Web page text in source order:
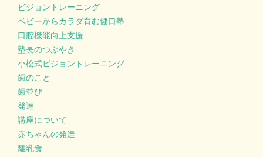
ビジョントレーニング
ベビーからカラダ育む健口塾
口腔機能向上支援
塾長のつぶやき
小松式ビジョントレーニング
歯のこと
歯並び
発達
講座について
赤ちゃんの発達
離乳食